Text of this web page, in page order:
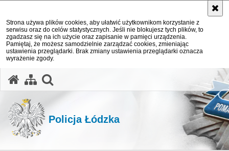
Strona używa plików cookies, aby ułatwić użytkownikom korzystanie z
serwisu oraz do celów statystycznych. Jeśli nie blokujesz tych plików, to
zgadzasz się na ich użycie oraz zapisanie w pamięci urządzenia.
Pamiętaj, że możesz samodzielnie zarządzać cookies, zmieniając
ustawienia przeglądarki. Brak zmiany ustawienia przeglądarki oznacza
wyrażenie zgody.
Policja Łódzka